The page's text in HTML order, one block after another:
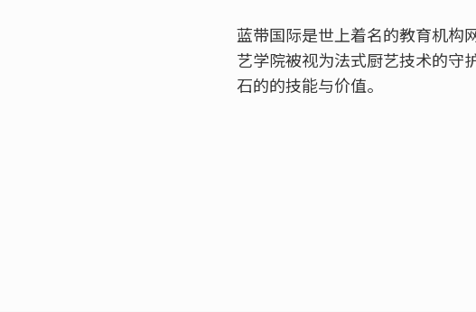
蓝带国际是世上着名的教育机构
艺学院被视为法式厨艺技术的守
石的的技能与价值。